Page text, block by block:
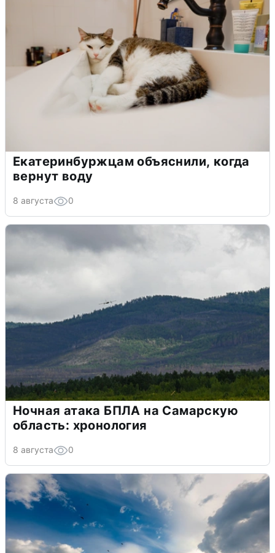
Екатеринбуржцам объяснили, когда
вернут воду
8 августа 0
Ночная атака БПЛА на Самарскую
область: хронология
8 августа 0